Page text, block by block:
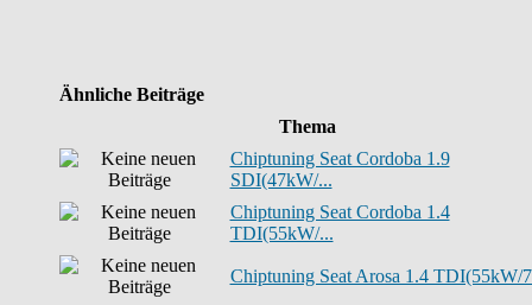
Ähnliche Beiträge
Thema
Chiptuning Seat Cordoba 1.9
SDI(47kW/...
Chiptuning Seat Cordoba 1.4
TDI(55kW/...
Chiptuning Seat Arosa 1.4 TDI(55kW/